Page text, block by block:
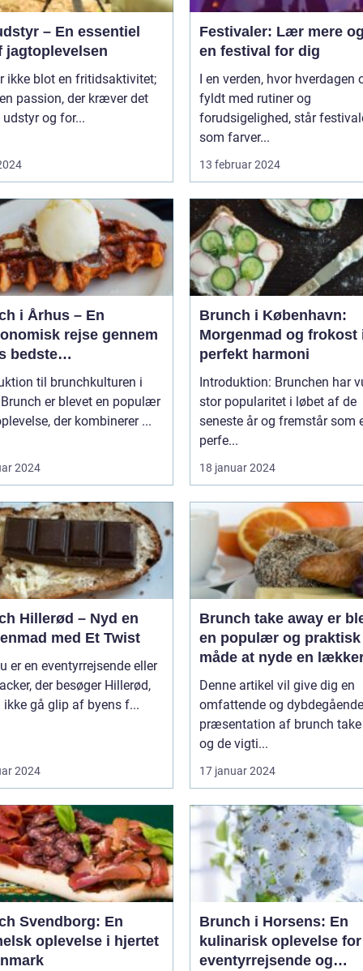
– En essentiel
jagtoplevelsen
ikke blot en fritidsaktivitet;
passion, der kræver det
og for...
Festivaler: Lær mere
en festival for dig
I en verden, hvor hverdagen
fyldt med rutiner og
forudsigelighed, står
som farver...
13 februar 2024
i Århus – En
rejse gennem
bedste
til brunchkulturen i
der kombinerer ...
2024
Brunch i København:
Morgenmad og frokost
perfekt harmoni
Introduktion: Brunchen har
stor popularitet i løbet af de
seneste år og fremstår som
perfe...
18 januar 2024
Hillerød – Nyd en
med Et Twist
er en eventyrrejsende eller
der besøger Hillerød,
ikke gå glip af byens f...
2024
Brunch take away er
en populær og praktisk
måde at nyde en
brunchoplevelse på,
hvor man befinder sig
Denne artikel vil give dig en
omfattende og dybdegående
præsentation af brunch
og de vigti...
17 januar 2024
Svendborg: En
oplevelse i hjertet
Brunch i Horsens: En
kulinarisk oplevelse for
eventyrrejsende og